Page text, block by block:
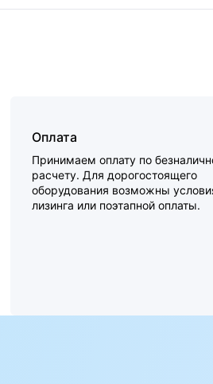
Оплата
Принимаем оплату по
расчету. Для дорогостоящего
оборудования возможны
лизинга или поэтапной оплаты.